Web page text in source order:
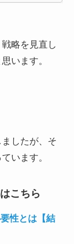
略を見直し
います。
したが、そ
います。
こちら
性とは【結